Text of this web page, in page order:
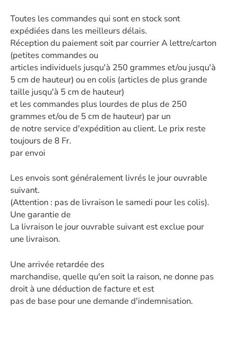
Toutes les commandes qui sont en stock sont
expédiées dans les meilleurs délais.
Réception du paiement soit par courrier A lettre/carton
(petites commandes ou
articles individuels jusqu'à 250 grammes et/ou jusqu'à
5 cm de hauteur) ou en colis (articles de plus grande
taille jusqu'à 5 cm de hauteur)
et les commandes plus lourdes de plus de 250
grammes et/ou de 5 cm de hauteur) par un
de notre service d'expédition au client. Le prix reste
toujours de 8 Fr.
par envoi
Les envois sont généralement livrés le jour ouvrable
suivant.
(Attention : pas de livraison le samedi pour les colis).
Une garantie de
La livraison le jour ouvrable suivant est exclue pour
une livraison.
Une arrivée retardée des
marchandise, quelle qu'en soit la raison, ne donne pas
droit à une déduction de facture et est
pas de base pour une demande d'indemnisation.